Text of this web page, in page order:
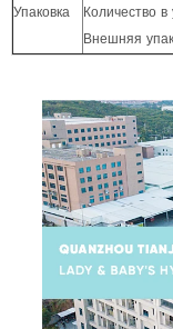
Упаковка
Количество
Внешняя